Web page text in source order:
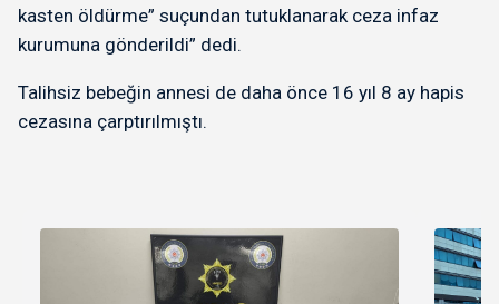
kasten öldürme” suçundan tutuklanarak ceza infaz
kurumuna gönderildi” dedi.
Talihsiz bebeğin annesi de daha önce 16 yıl 8 ay hapis
cezasına çarptırılmıştı.